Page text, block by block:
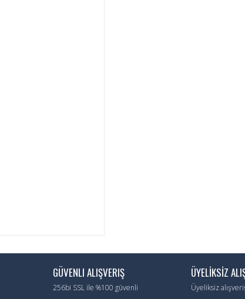
GÜVENLI ALIŞVERIŞ
256bi SSL ile %100 güvenli
ÜYELİKSİZ
Üyeliksiz